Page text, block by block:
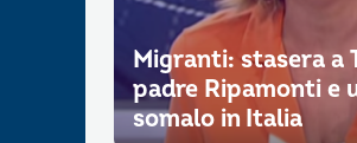
Migranti: stasera a
padre Ripamonti e
somalo in Italia